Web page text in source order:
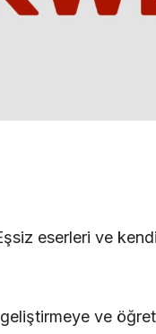
eserleri ve
geliştirmeye ve